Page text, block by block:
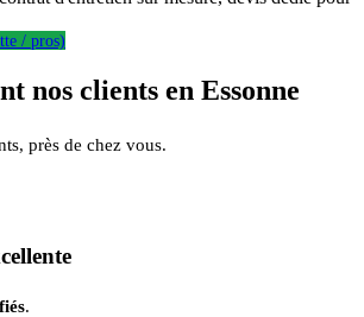
/ pros)
nos clients en Essonne
près de chez vous.
.